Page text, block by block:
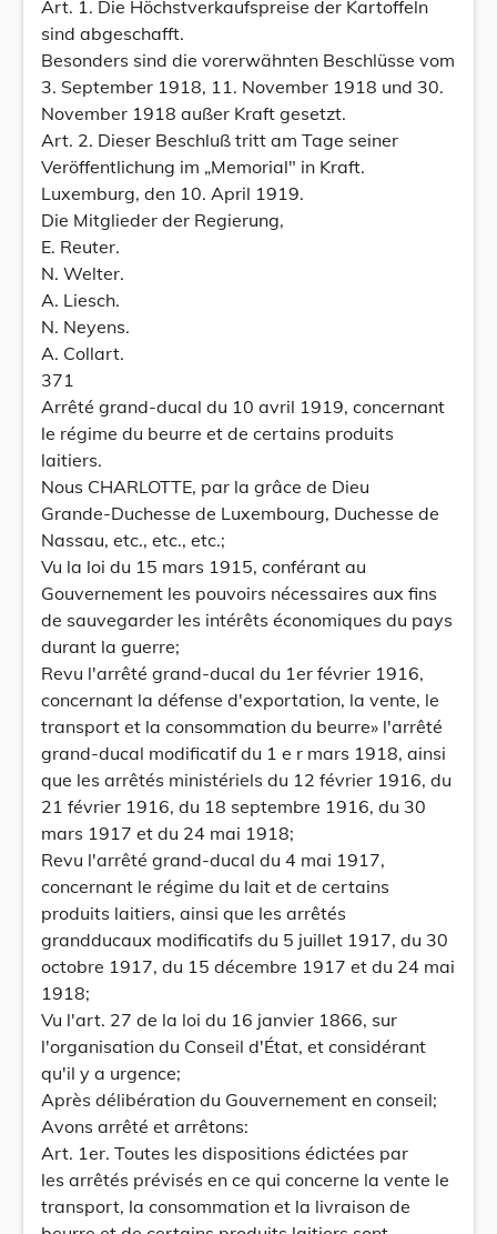
Art. 1. Die Höchstverkaufspreise der Kartoffeln
sind abgeschafft.
Besonders sind die vorerwähnten Beschlüsse vom
3. September 1918, 11. November 1918 und 30.
November 1918 außer Kraft gesetzt.
Art. 2. Dieser Beschluß tritt am Tage seiner
Veröffentlichung im „Memorial" in Kraft.
Luxemburg, den 10. April 1919.
Die Mitglieder der Regierung,
E. Reuter.
N. Welter.
A. Liesch.
N. Neyens.
A. Collart.
371
Arrêté grand-ducal du 10 avril 1919, concernant
le régime du beurre et de certains produits
laitiers.
Nous CHARLOTTE, par la grâce de Dieu
Grande-Duchesse de Luxembourg, Duchesse de
Nassau, etc., etc., etc.;
Vu la loi du 15 mars 1915, conférant au
Gouvernement les pouvoirs nécessaires aux fins
de sauvegarder les intérêts économiques du pays
durant la guerre;
Revu l'arrêté grand-ducal du 1er février 1916,
concernant la défense d'exportation, la vente, le
transport et la consommation du beurre» l'arrêté
grand-ducal modificatif du 1 e r mars 1918, ainsi
que les arrêtés ministériels du 12 février 1916, du
21 février 1916, du 18 septembre 1916, du 30
mars 1917 et du 24 mai 1918;
Revu l'arrêté grand-ducal du 4 mai 1917,
concernant le régime du lait et de certains
produits laitiers, ainsi que les arrêtés
grandducaux modificatifs du 5 juillet 1917, du 30
octobre 1917, du 15 décembre 1917 et du 24 mai
1918;
Vu l'art. 27 de la loi du 16 janvier 1866, sur
l'organisation du Conseil d'État, et considérant
qu'il y a urgence;
Après délibération du Gouvernement en conseil;
Avons arrêté et arrêtons:
Art. 1er. Toutes les dispositions édictées par
les arrêtés prévisés en ce qui concerne la vente le
transport, la consommation et la livraison de